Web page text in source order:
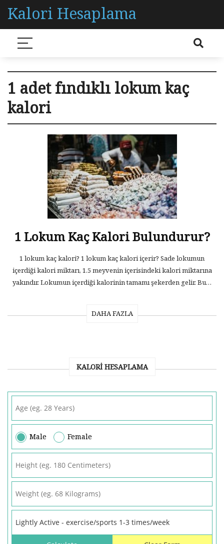
Kalori Hesaplama
1 adet fındıklı lokum kaç
kalori
1 Lokum Kaç Kalori Bulundurur?
1 lokum kaç kalori? 1 lokum kaç kalori içerir? Sade lokumun
içerdiği kalori miktarı, 1.5 meyvenin içerisindeki kalori miktarına
yakındır. Lokumun içerdiği kalorinin tamamı şekerden gelir. Bu…
DAHA FAZLA
KALORI HESAPLAMA
Male Female